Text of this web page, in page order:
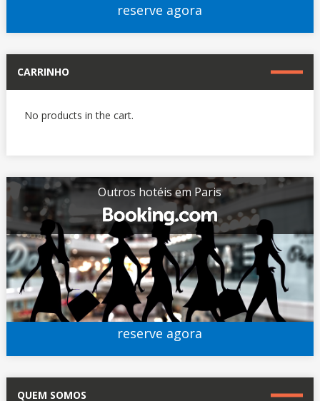
reserve agora
CARRINHO
No products in the cart.
Outros hotéis em Paris
reserve agora
QUEM SOMOS